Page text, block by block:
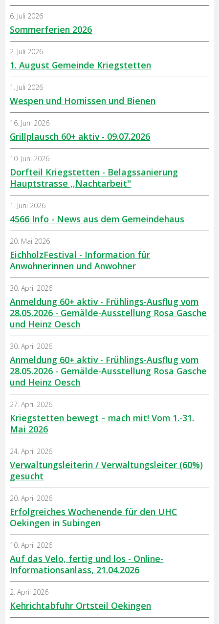
Sommerferien 2026
6. Juli 2026
1. August Gemeinde Kriegstetten
2. Juli 2026
Wespen und Hornissen und Bienen
1. Juli 2026
Grillplausch 60+ aktiv - 09.07.2026
16. Juni 2026
Dorfteil Kriegstetten - Belagssanierung
Hauptstrasse ,,Nachtarbeit''
10. Juni 2026
4566 Info - News aus dem Gemeindehaus
1. Juni 2026
EichholzFestival - Information für
Anwohnerinnen und Anwohner
20. Mai 2026
Anmeldung 60+ aktiv - Frühlings-Ausflug vom
28.05.2026 - Gemälde-Ausstellung Rosa Gasche
und Heinz Oesch
30. April 2026
Anmeldung 60+ aktiv - Frühlings-Ausflug vom
28.05.2026 - Gemälde-Ausstellung Rosa Gasche
und Heinz Oesch
30. April 2026
Kriegstetten bewegt – mach mit! Vom 1.-31.
Mai 2026
27. April 2026
Verwaltungsleiterin / Verwaltungsleiter (60%)
gesucht
24. April 2026
Erfolgreiches Wochenende für den UHC
Oekingen in Subingen
20. April 2026
Auf das Velo, fertig und los - Online-
Informationsanlass, 21.04.2026
10. April 2026
Kehrichtabfuhr Ortsteil Oekingen
2. April 2026